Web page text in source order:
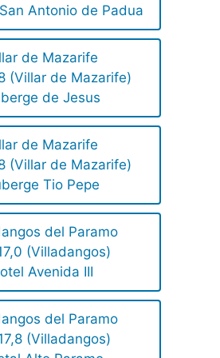
Antonio de Padua
de Mazarife
(Villar de Mazarife)
de Jesus
de Mazarife
(Villar de Mazarife)
Tio Pepe
del Paramo
(Villadangos)
Avenida III
del Paramo
(Villadangos)